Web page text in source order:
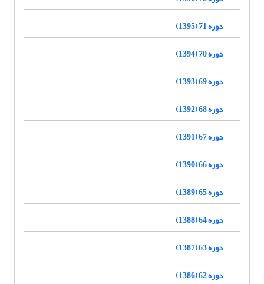
دوره 71 (1395)
دوره 70 (1394)
دوره 69 (1393)
دوره 68 (1392)
دوره 67 (1391)
دوره 66 (1390)
دوره 65 (1389)
دوره 64 (1388)
دوره 63 (1387)
دوره 62 (1386)